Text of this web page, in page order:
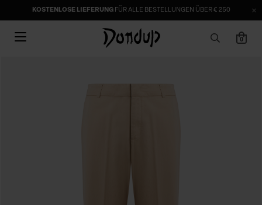
KOSTENLOSE LIEFERUNGFÜR ALLE BESTELLUNGEN ÜBER € 250
0